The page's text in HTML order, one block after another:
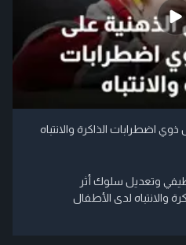
ذوي اضطرابات الذاكرة والانتباه
وتعديل سلوك أثر
والانتباه لدى الأطفال